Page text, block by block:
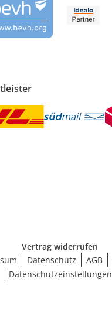
Vertrag widerrufen
Datenschutz AGB
Datenschutzeinstellungen